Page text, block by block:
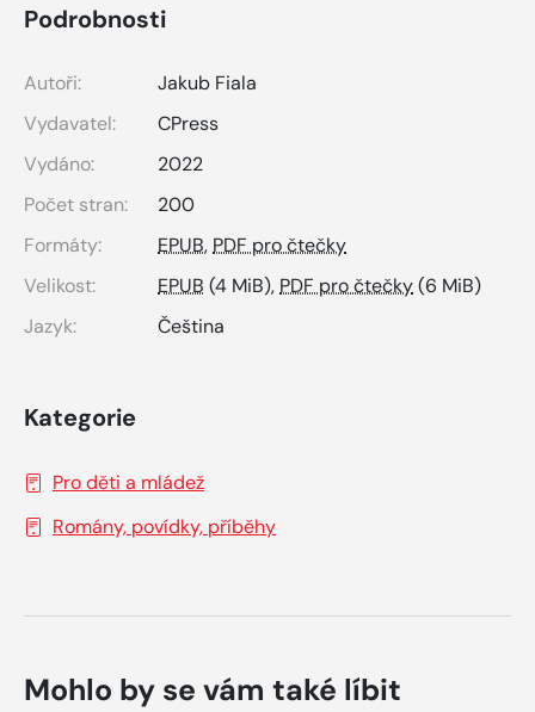
Podrobnosti
Autoři:
Jakub Fiala
Vydavatel:
CPress
Vydáno:
2022
Počet stran:
200
Formáty:
EPUB, PDF pro čtečky
Velikost:
EPUB (4 MiB), PDF pro čtečky(6 MiB)
Jazyk:
Čeština
Kategorie
Pro děti a mládež
Romány, povídky, příběhy
Mohlo by se vám také líbit